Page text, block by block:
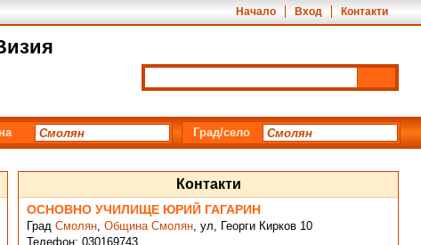
Начало Вход Контакти
Град/село
Контакти
ОСНОВНО УЧИЛИЩЕ ЮРИЙ ГАГАРИН
Град Смолян, Община Смолян, ул, Георги Кирков 10
Телефон: 030169743